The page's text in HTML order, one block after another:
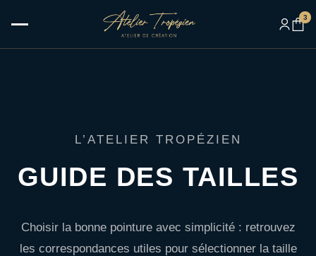
3
L’ATELIER TROPÉZIEN
GUIDE DES TAILLES
Choisir la bonne pointure avec simplicité : retrouvez
les correspondances utiles pour sélectionner la taille